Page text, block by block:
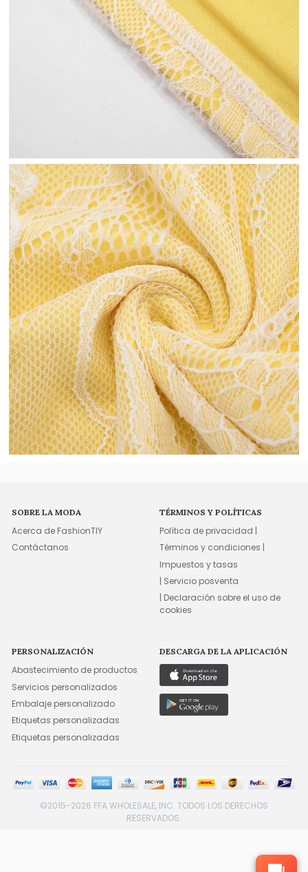
SOBRE LA MODA
Acerca de FashionTIY
Contáctanos
TÉRMINOS Y POLÍTICAS
Política de privacidad |
Términos y condiciones |
Impuestos y tasas
| Servicio posventa
| Declaración sobre el uso de
cookies
PERSONALIZACIÓN
Abastecimiento de productos
Servicios personalizados
Embalaje personalizado
Etiquetas personalizadas
Etiquetas personalizadas
DESCARGA DE LA APLICACIÓN
©2015-2026 FFA WHOLESALE, INC. TODOS LOS DERECHOS
RESERVADOS.